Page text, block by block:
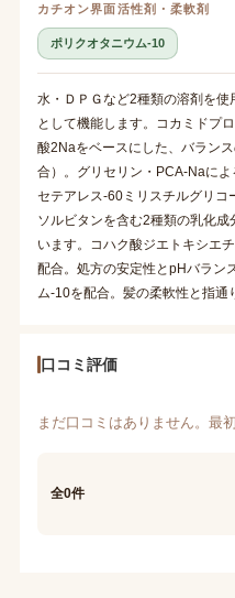
カチオン界面活性剤・柔軟剤
ポリクオタニウム-10
水・ＤＰＧなど2種類の溶剤を
として機能します。コカミドプ
酸2Naをベースにした、バラン
合）。グリセリン・PCA-Naによ
セテアレス-60ミリスチルグリ
ソルビタンを含む2種類の乳化
います。コハク酸ジエトキシエ
配合。処方の安定性とpHバラン
ム-10を配合。髪の柔軟性と指通
口コミ評価
まだ口コミはありません。最
全0件